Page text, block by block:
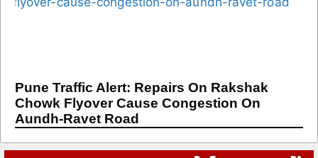
Pune Traffic Alert: Repairs On Rakshak
Chowk Flyover Cause Congestion On
Aundh-Ravet Road